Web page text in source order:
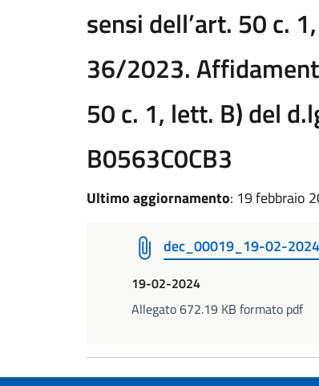
sensi dell’art. 50 c.
36/2023.
50 c. 1, lett. B) del
B0563C0CB3
Ultimo aggiornamento: 19 febbraio
dec_00019_19-02-2024
19-02-2024
Allegato 672.19 KB formato pdf